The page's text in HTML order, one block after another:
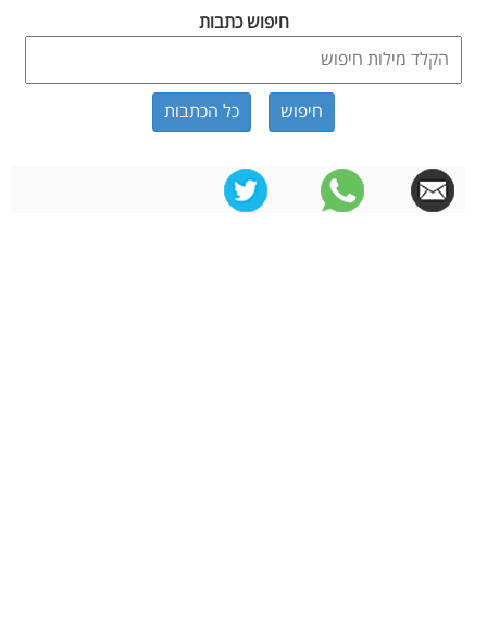
חיפוש כתבות
כל הכתבות